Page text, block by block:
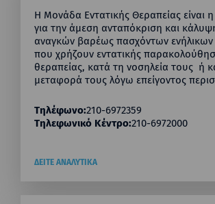
Η Μονάδα Εντατικής Θεραπείας είναι
για την άμεση ανταπόκριση και
αναγκών βαρέως πασχόντων
που χρήζουν εντατικής
θεραπείας, κατά τη νοσηλεία τους ή
μεταφορά τους λόγω επείγοντος
Τηλέφωνο:210-6972359
Τηλεφωνικό Κέντρο:210-6972000
ΔΕΙΤΕ ΑΝΑΛΥΤΙΚΑ